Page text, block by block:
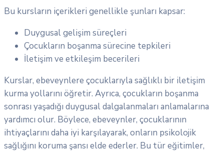
Bu kursların içerikleri genellikle şunları kapsar:
Duygusal gelişim süreçleri
Çocukların boşanma sürecine tepkileri
İletişim ve etkileşim becerileri
Kurslar, ebeveynlere çocuklarıyla sağlıklı bir iletişim
kurma yollarını öğretir. Ayrıca, çocukların boşanma
sonrası yaşadığı duygusal dalgalanmaları anlamalarına
yardımcı olur. Böylece, ebeveynler, çocuklarının
ihtiyaçlarını daha iyi karşılayarak, onların psikolojik
sağlığını koruma şansı elde ederler. Bu tür eğitimler,